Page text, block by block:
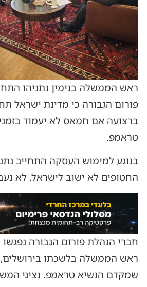
ראש הממשלה בנימין נתניהו
פורום הגבורה כי מדינת ישראל
ברצועה אם חמאס לא יעמוד
טראמפ.
בנוגע למימוש העסקה התחייב
החטופים לא ישוב לישראל, לא
חברי הנהלת פורום הגבורה
ראש הממשלה בלשכתו
שמקדם הנשיא טראמפ. נציגי